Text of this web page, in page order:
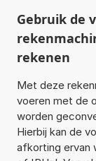
Gebruik de
rekenen
Met deze
voeren met de
worden
Hierbij kan de
afkorting ervan